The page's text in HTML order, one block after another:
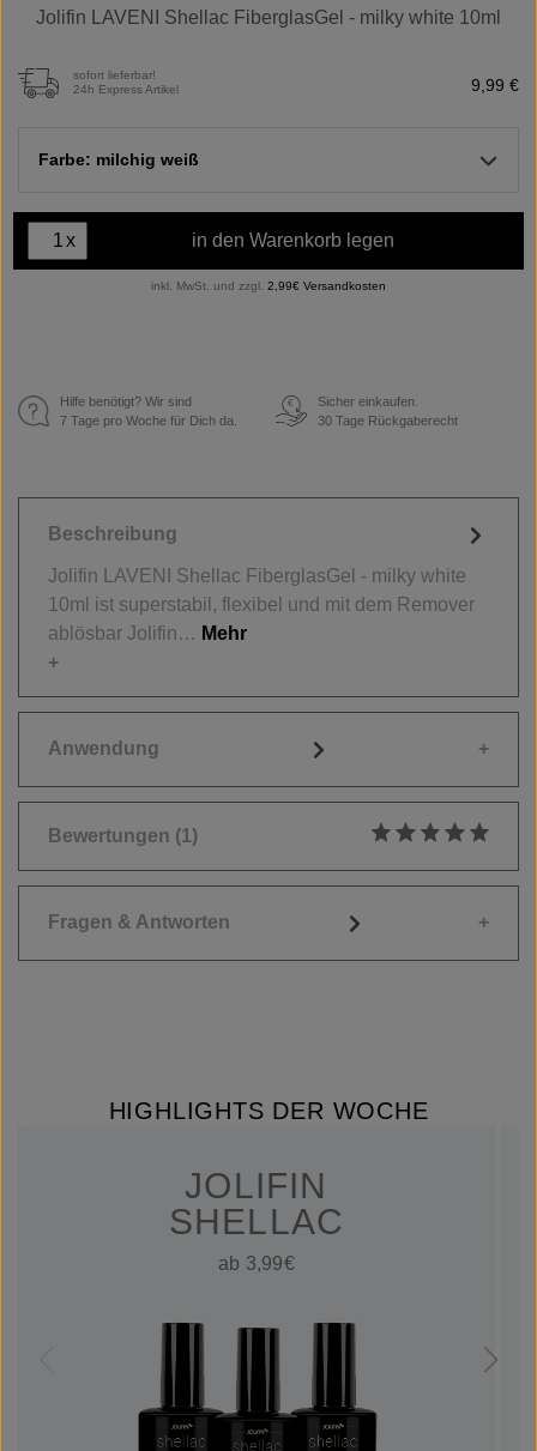
Jolifin LAVENI Shellac FiberglasGel - milky white 10ml
sofort lieferbar!
24h Express Artikel
9,99 €
Farbe: milchig weiß
x in den Warenkorb legen
inkl. MwSt. und zzgl. 2,99€ Versandkosten
Hilfe benötigt? Wir sind
7 Tage pro Woche für Dich da.
€
Sicher einkaufen.
30 Tage Rückgaberecht
Beschreibung
Jolifin LAVENI Shellac FiberglasGel - milky white
10ml ist superstabil, flexibel und mit dem Remover
ablösbar Jolifin… Mehr
Anwendung
Bewertungen (1)
Fragen & Antworten
HIGHLIGHTS DER WOCHE
JOLIFIN
SHELLAC
ab 3,99€